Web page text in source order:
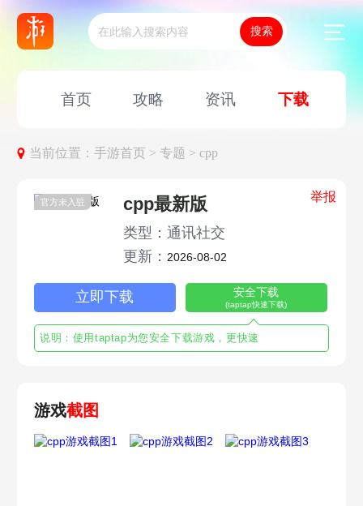
首页 攻略 资讯 下载
当前位置：手游首页 >专题 > cpp
官方未入驻 举报
cpp最新版
类型：通讯社交
更新： 2026-08-02
立即下载 安全下载
(taptap快速下载)
说明：使用taptap为您安全下载游戏，更快速
游戏截图